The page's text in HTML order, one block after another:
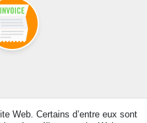
droits réservés – Les
Web. Certains d’entre eux sont